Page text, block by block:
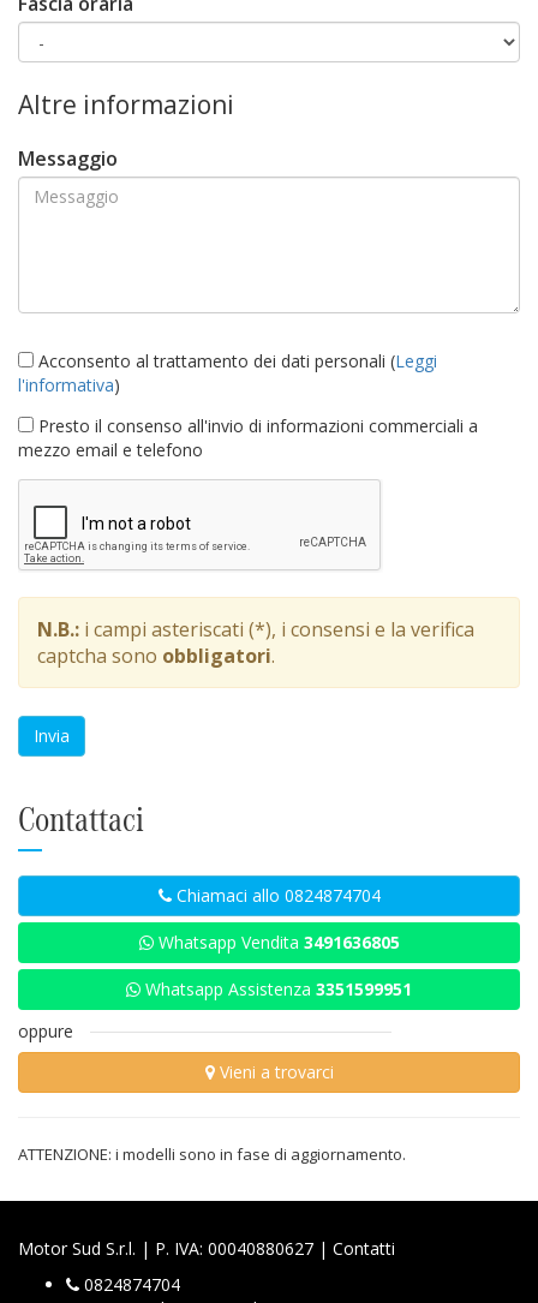
Altre informazioni
Messaggio
Acconsento al trattamento dei dati personali (Leggi
l'informativa)
Presto il consenso all'invio di informazioni commerciali a
mezzo email e telefono
N.B.: i campi asteriscati (*), i consensi e la verifica
captcha sono obbligatori.
Invia
Contattaci
Chiamaci allo 0824874704
Whatsapp Vendita 3491636805
Whatsapp Assistenza 3351599951
oppure
Vieni a trovarci
ATTENZIONE: i modelli sono in fase di aggiornamento.
Motor Sud S.r.l. | P. IVA: 00040880627 | Contatti
0824874704